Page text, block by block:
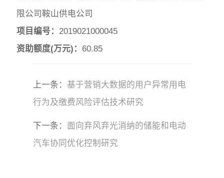
限公司鞍山供电公司
项目编号： 2019021000045
资助额度(万元)： 60.85
上一条： 基于营销大数据的用户异常用电
行为及缴费风险评估技术研究
下一条： 面向弃风弃光消纳的储能和电动
汽车协同优化控制研究